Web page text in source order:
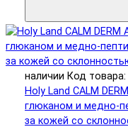
наличии Код
Holy Land CALM
глюканом и медно-
за кожей со